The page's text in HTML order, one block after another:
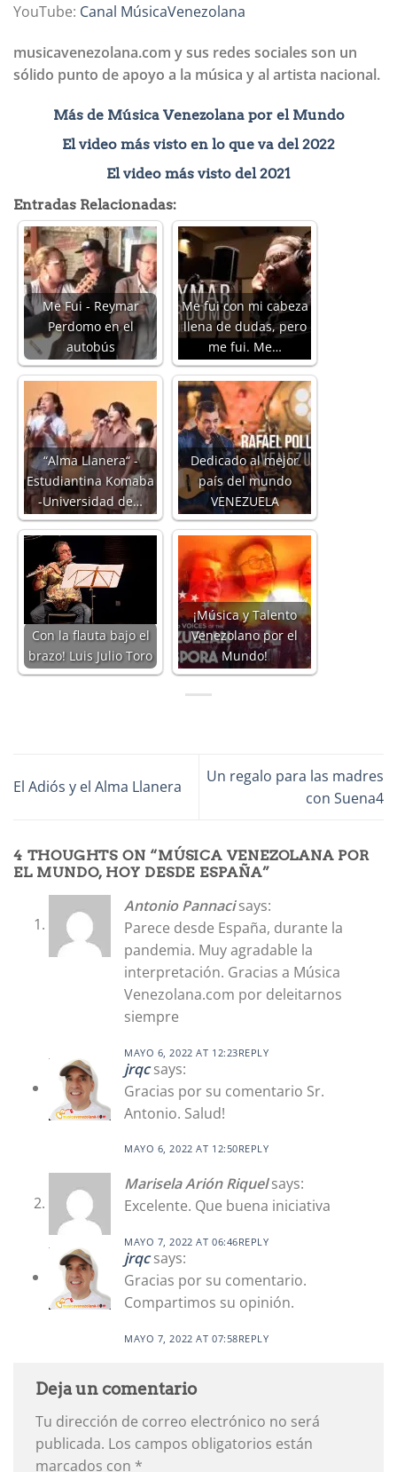
YouTube: Canal MúsicaVenezolana
musicavenezolana.com y sus redes sociales son un
sólido punto de apoyo a la música y al artista nacional.
Más de Música Venezolana por el Mundo
El video más visto en lo que va del 2022
El video más visto del 2021
Entradas Relacionadas:
Me Fui - Reymar
Perdomo en el
autobús
Me fui con mi cabeza
llena de dudas, pero
me fui. Me…
“Alma Llanera“ -
Estudiantina Komaba
-Universidad de…
Dedicado al mejor
país del mundo
VENEZUELA
Con la flauta bajo el
brazo! Luis Julio Toro
¡Música y Talento
Venezolano por el
Mundo!
El Adiós y el Alma Llanera
Un regalo para las madres
con Suena4
4 THOUGHTS ON “MÚSICA VENEZOLANA POR
EL MUNDO, HOY DESDE ESPAÑA”
Antonio Pannaci says:
Parece desde España, durante la
pandemia. Muy agradable la
interpretación. Gracias a Música
Venezolana.com por deleitarnos
siempre
MAYO 6, 2022 AT 12:23REPLY
jrqc says:
Gracias por su comentario Sr.
Antonio. Salud!
MAYO 6, 2022 AT 12:50REPLY
Marisela Arión Riquel says:
Excelente. Que buena iniciativa
MAYO 7, 2022 AT 06:46REPLY
jrqc says:
Gracias por su comentario.
Compartimos su opinión.
MAYO 7, 2022 AT 07:58REPLY
Deja un comentario
Tu dirección de correo electrónico no será
publicada. Los campos obligatorios están
marcados con *